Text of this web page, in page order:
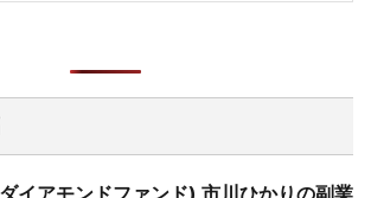
イアモンドファンド) 市川ひかりの副業